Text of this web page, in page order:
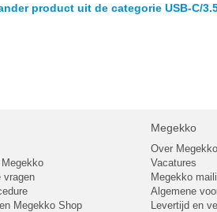
product uit de categorie USB-C/
Megekko
vragen
Megekko Shop
Megekko
Over Megekko
Vacatures
Megekko
Algemene
Levertijd en